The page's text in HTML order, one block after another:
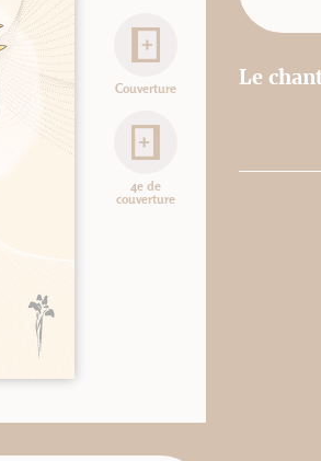
Couverture
4e de
couverture
Le